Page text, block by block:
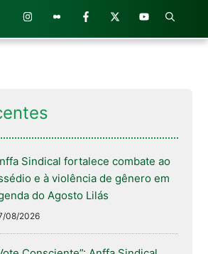
Sindical fortalece combate ao
e à violência de gênero em
do Agosto Lilás
08/2026